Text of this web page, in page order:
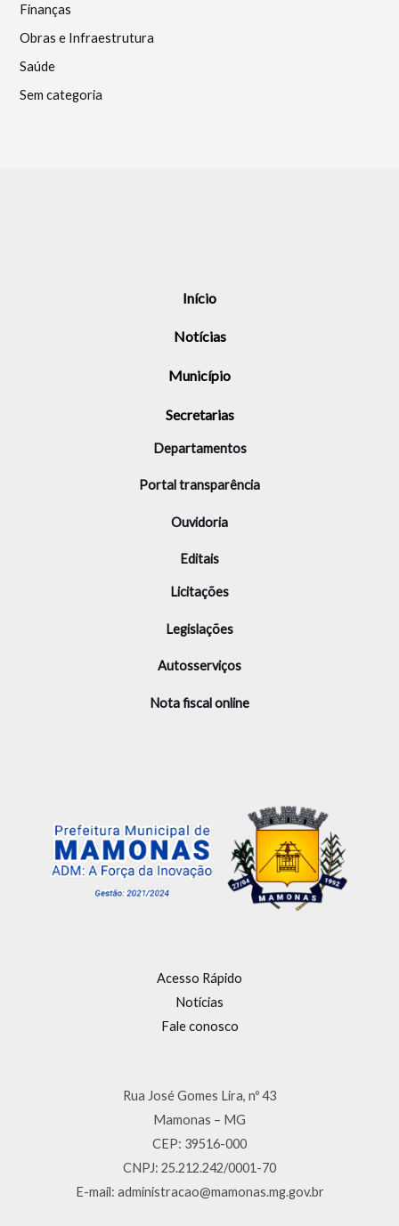
Finanças
Obras e Infraestrutura
Saúde
Sem categoria
Início
Notícias
Município
Secretarias
Departamentos
Portal transparência
Ouvidoria
Editais
Licitações
Legislações
Autosserviços
Nota fiscal online
Acesso Rápido
Notícias
Fale conosco
Rua José Gomes Lira, nº 43
Mamonas – MG
CEP: 39516-000
CNPJ: 25.212.242/0001-70
E-mail: administracao@mamonas.mg.gov.br